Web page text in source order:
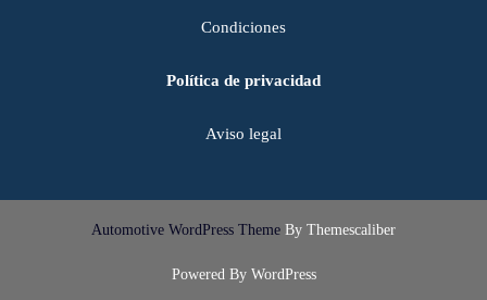
Condiciones
Política de privacidad
Aviso legal
Automotive WordPress Theme By Themescaliber
Powered By WordPress